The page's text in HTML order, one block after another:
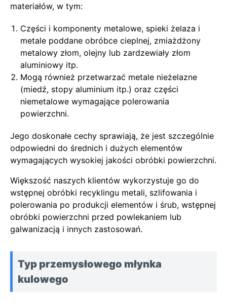
materiałów, w tym:
Części i komponenty metalowe, spieki żelaza i
metale poddane obróbce cieplnej, zmiażdżony
metalowy złom, olejny lub zardzewiały złom
aluminiowy itp.
Mogą również przetwarzać metale nieżelazne
(miedź, stopy aluminium itp.) oraz części
niemetalowe wymagające polerowania
powierzchni.
Jego doskonałe cechy sprawiają, że jest szczególnie
odpowiedni do średnich i dużych elementów
wymagających wysokiej jakości obróbki powierzchni.
Większość naszych klientów wykorzystuje go do
wstępnej obróbki recyklingu metali, szlifowania i
polerowania po produkcji elementów i śrub, wstępnej
obróbki powierzchni przed powlekaniem lub
galwanizacją i innych zastosowań.
Typ przemysłowego młynka
kulowego